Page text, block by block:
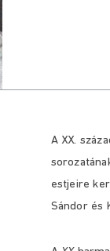
A XX.
estjeire
Sándor és